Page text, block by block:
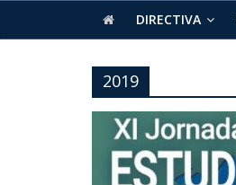
Educación
DIRECTIVA
2019